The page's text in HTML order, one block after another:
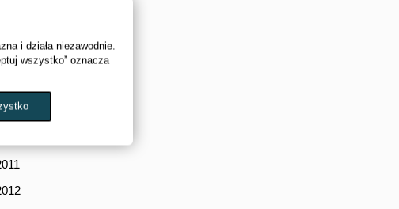
i działa niezawodnie.
wszystko” oznacza